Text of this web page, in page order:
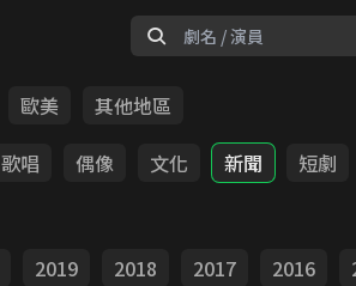
歐美
其他地區
歌唱 偶像 文化 新聞 短劇
2019 2018 2017 2016